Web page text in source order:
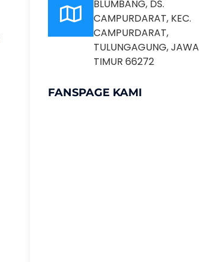
BLUMBANG, DS.
CAMPURDARAT, KEC.
CAMPURDARAT,
TULUNGAGUNG, JAWA
TIMUR 66272
FANSPAGE KAMI